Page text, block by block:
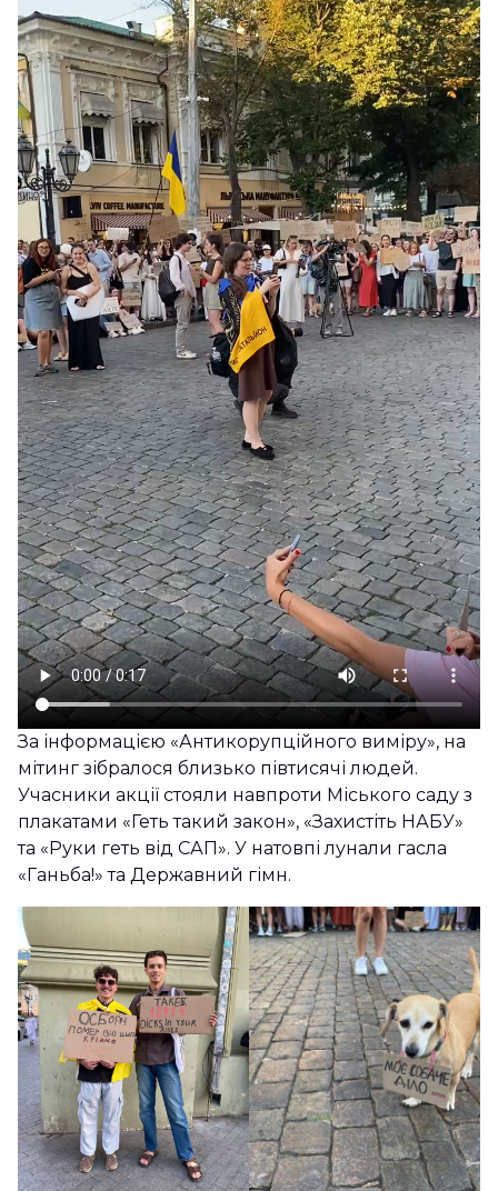
За інформацією «Антикорупційного виміру», на
мітинг зібралося близько півтисячі людей.
Учасники акції стояли навпроти Міського саду з
плакатами «Геть такий закон», «Захистіть НАБУ»
та «Руки геть від САП». У натовпі лунали гасла
«Ганьба!» та Державний гімн.